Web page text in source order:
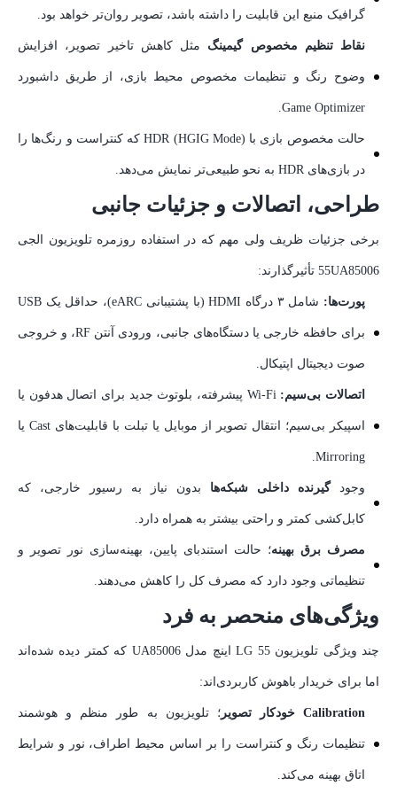
گرافیک منبع این قابلیت را داشته باشد، تصویر روان‌تر خواهد بود.
نقاط تنظیم مخصوص گیمینگ مثل کاهش تاخیر تصویر، افزایش
وضوح رنگ و تنظیمات مخصوص محیط بازی، از طریق داشبورد
Game Optimizer.
حالت مخصوص بازی با HDR (HGIG Mode) که کنتراست و رنگ‌ها را
در بازی‌های HDR به نحو طبیعی‌تر نمایش می‌دهد.
طراحی، اتصالات و جزئیات جانبی
برخی جزئیات ظریف ولی مهم که در استفاده روزمره تلویزیون الجی
55UA85006 تأثیرگذارند:
پورت‌ها: شامل ۳ درگاه HDMI (با پشتیبانی eARC)، حداقل یک USB
برای حافظه خارجی یا دستگاه‌های جانبی، ورودی آنتن RF، و خروجی
صوت دیجیتال اپتیکال.
اتصالات بی‌سیم: Wi‑Fi پیشرفته، بلوتوث جدید برای اتصال هدفون یا
اسپیکر بی‌سیم؛ انتقال تصویر از موبایل یا تبلت با قابلیت‌های Cast یا
Mirroring.
وجودگیرنده داخلی شبکه‌ها بدون نیاز به رسیور خارجی، که
کابل‌کشی کمتر و راحتی بیشتر به همراه دارد.
مصرف برق بهینه؛ حالت استندبای پایین، بهینه‌سازی نور تصویر و
تنظیماتی وجود دارد که مصرف کل را کاهش می‌دهند.
ویژگی‌های منحصر به فرد
چند ویژگی تلویزیون LG 55 اینچ مدل UA85006 که کمتر دیده شده‌اند
اما برای خریدار باهوش کاربردی‌اند:
Calibration خودکار تصویر ؛ تلویزیون به طور منظم و هوشمند
تنظیمات رنگ و کنتراست را بر اساس محیط اطراف، نور و شرایط
اتاق بهینه می‌کند.